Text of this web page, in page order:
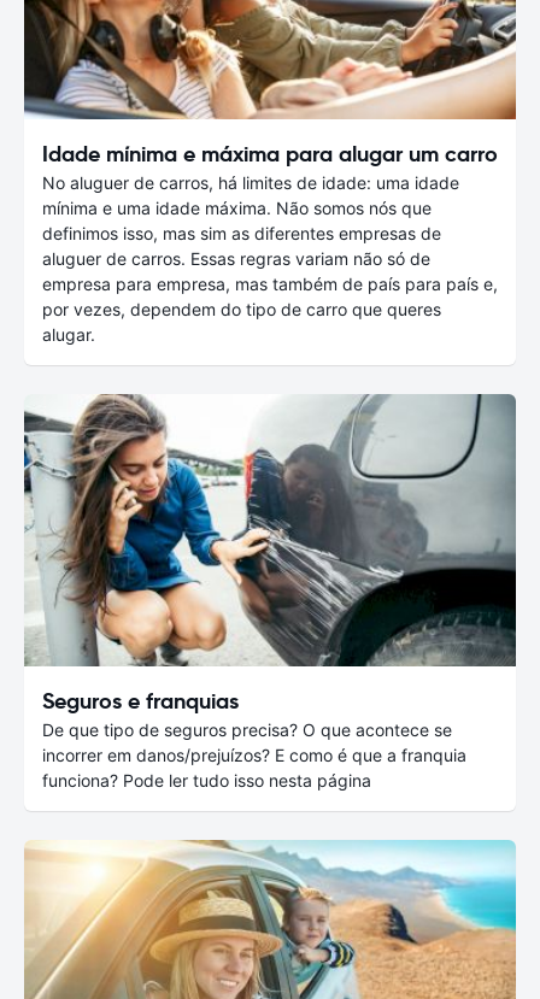
Idade mínima e máxima para alugar um carro
No aluguer de carros, há limites de idade: uma idade
mínima e uma idade máxima. Não somos nós que
definimos isso, mas sim as diferentes empresas de
aluguer de carros. Essas regras variam não só de
empresa para empresa, mas também de país para país e,
por vezes, dependem do tipo de carro que queres
alugar.
Seguros e franquias
De que tipo de seguros precisa? O que acontece se
incorrer em danos/prejuízos? E como é que a franquia
funciona? Pode ler tudo isso nesta página